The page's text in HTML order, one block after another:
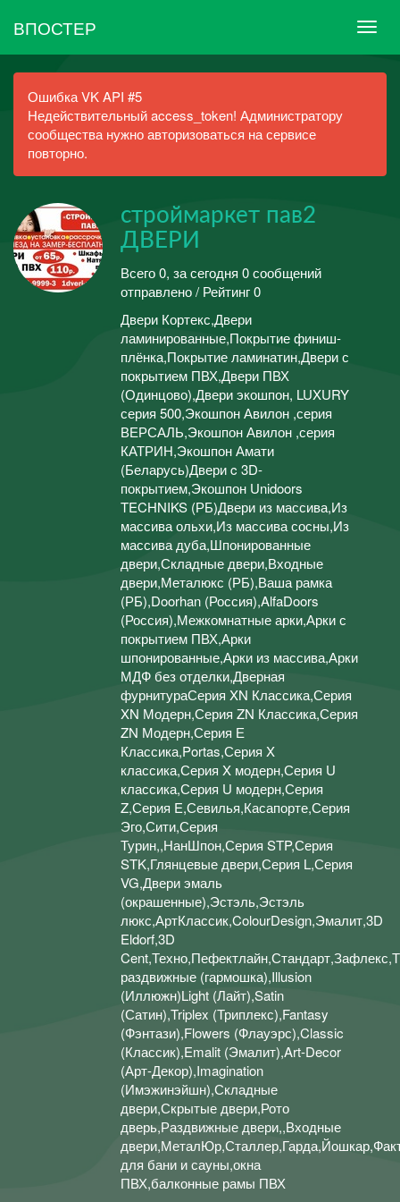
ВПОСТЕР
Ошибка VK API #5
Недействительный access_token! Администратору
сообщества нужно авторизоваться на сервисе
повторно.
строймаркет пав2
ДВЕРИ
Всего 0, за сегодня 0 сообщений
отправлено / Рейтинг 0
Двери Кортекс,Двери
ламинированные,Покрытие финиш-
плёнка,Покрытие ламинатин,Двери с
покрытием ПВХ,Двери ПВХ
(Одинцово),Двери экошпон, LUXURY
серия 500,Экошпон Авилон ,серия
ВЕРСАЛЬ,Экошпон Авилон ,серия
КАТРИН,Экошпон Амати
(Беларусь)Двери c 3D-
покрытием,Экошпон Unidoors
TECHNIKS (РБ)Двери из массива,Из
массива ольхи,Из массива сосны,Из
массива дуба,Шпонированные
двери,Складные двери,Входные
двери,Металюкс (РБ),Ваша рамка
(РБ),Doorhan (Россия),AlfaDoors
(Россия),Межкомнатные арки,Арки с
покрытием ПВХ,Арки
шпонированные,Арки из массива,Арки
МДФ без отделки,Дверная
фурнитураСерия XN Классика,Серия
XN Модерн,Серия ZN Классика,Серия
ZN Модерн,Серия Е
Классика,Portas,Серия X
классика,Серия X модерн,Серия U
классика,Серия U модерн,Серия
Z,Серия E,Севилья,Касапорте,Серия
Эго,Сити,Серия
Турин,,НанШпон,Серия STP,Серия
STK,Глянцевые двери,Серия L,Серия
VG,Двери эмаль
(окрашенные),Эстэль,Эстэль
люкс,АртКлассик,ColourDesign,Эмалит,3D
Eldorf,3D
раздвижные (гармошка),Illusion
(Иллюжн)Light (Лайт),Satin
(Сатин),Triplex (Триплекс),Fantasy
(Фэнтази),Flowers (Флауэрс),Classic
(Классик),Emalit (Эмалит),Art-Decor
(Арт-Декор),Imagination
(Имэжинэйшн),Складные
двери,Скрытые двери,Рото
дверь,Раздвижные двери,,Входные
для бани и сауны,окна
ПВХ,балконные рамы ПВХ